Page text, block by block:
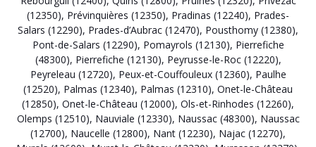
(12350), Prévinquières (12350), Pradinas (12240), Prades-
Salars (12290), Prades-d’Aubrac (12470), Pousthomy (12380),
Pont-de-Salars (12290), Pomayrols (12130), Pierrefiche
(48300), Pierrefiche (12130), Peyrusse-le-Roc (12220),
Peyreleau (12720), Peux-et-Couffouleux (12360), Paulhe
(12520), Palmas (12340), Palmas (12310), Onet-le-Château
(12850), Onet-le-Château (12000), Ols-et-Rinhodes (12260),
Olemps (12510), Nauviale (12330), Naussac (48300), Naussac
(12700), Naucelle (12800), Nant (12230), Najac (12270),